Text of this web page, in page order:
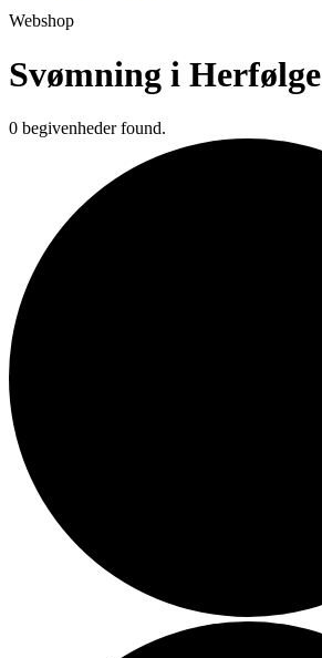
Webshop
Svømning i Herfølge
0 begivenheder found.